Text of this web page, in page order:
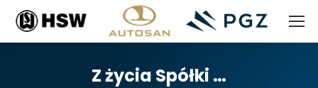
Z życia Spółki …